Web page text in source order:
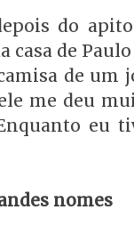
do
casa de
de um
me deu
eu
nomes